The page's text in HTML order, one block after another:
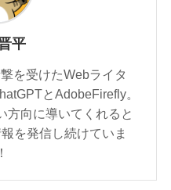
平
を受けたWebライタ
とAdobeFirefly。
方向に導いてくれると
を発信し続けていま